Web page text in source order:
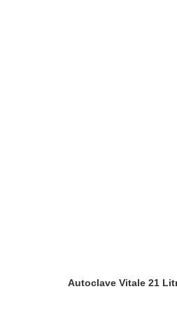
Autoclave Vitale 21